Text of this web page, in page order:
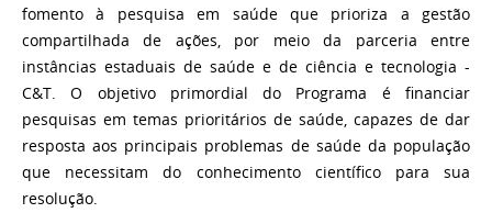
fomento à pesquisa em saúde que prioriza a gestão
compartilhada de ações, por meio da parceria entre
instâncias estaduais de saúde e de ciência e tecnologia -
C&T. O objetivo primordial do Programa é financiar
pesquisas em temas prioritários de saúde, capazes de dar
resposta aos principais problemas de saúde da população
que necessitam do conhecimento científico para sua
resolução.